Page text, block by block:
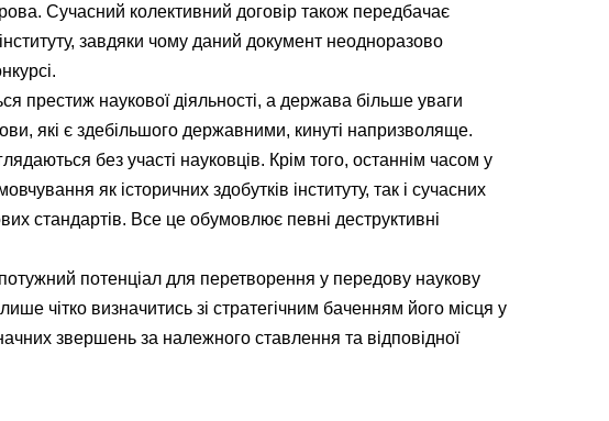
Сучасний колективний договір також передбачає
завдяки чому даний документ неодноразово
престиж наукової діяльності, а держава більше уваги
які є здебільшого державними, кинуті напризволяще.
без участі науковців. Крім того, останнім часом у
як історичних здобутків інституту, так і сучасних
стандартів. Все це обумовлює певні деструктивні
потенціал для перетворення у передову наукову
чітко визначитись зі стратегічним баченням його місця у
звершень за належного ставлення та відповідної